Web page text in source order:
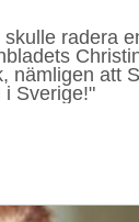
radera
nämligen att
i Sverige!"